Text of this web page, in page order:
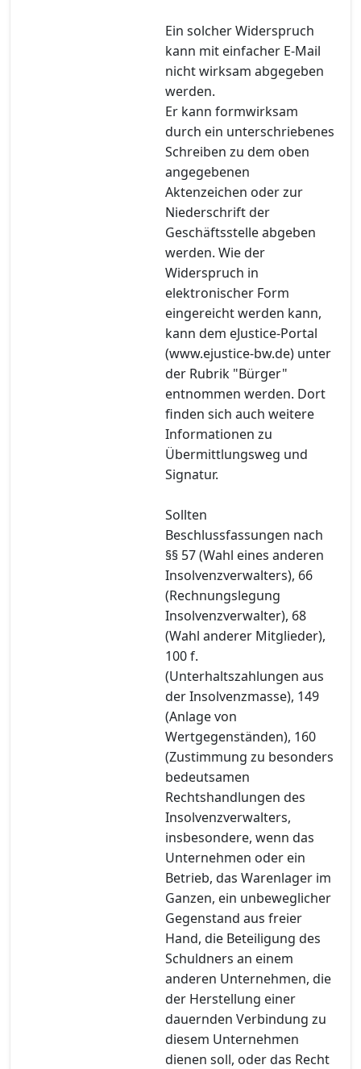
Ein solcher Widerspruch
kann mit einfacher E-Mail
nicht wirksam abgegeben
werden.
Er kann formwirksam
durch ein unterschriebenes
Schreiben zu dem oben
angegebenen
Aktenzeichen oder zur
Niederschrift der
Geschäftsstelle abgeben
werden. Wie der
Widerspruch in
elektronischer Form
eingereicht werden kann,
kann dem eJustice-Portal
(www.ejustice-bw.de) unter
der Rubrik "Bürger"
entnommen werden. Dort
finden sich auch weitere
Informationen zu
Übermittlungsweg und
Signatur.
Sollten
Beschlussfassungen nach
§§ 57 (Wahl eines anderen
Insolvenzverwalters), 66
(Rechnungslegung
Insolvenzverwalter), 68
(Wahl anderer Mitglieder),
100 f.
(Unterhaltszahlungen aus
der Insolvenzmasse), 149
(Anlage von
Wertgegenständen), 160
(Zustimmung zu besonders
bedeutsamen
Rechtshandlungen des
Insolvenzverwalters,
insbesondere, wenn das
Unternehmen oder ein
Betrieb, das Warenlager im
Ganzen, ein unbeweglicher
Gegenstand aus freier
Hand, die Beteiligung des
Schuldners an einem
anderen Unternehmen, die
der Herstellung einer
dauernden Verbindung zu
diesem Unternehmen
dienen soll, oder das Recht